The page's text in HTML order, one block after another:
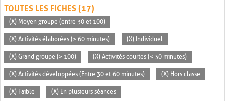
TOUTES LES FICHES (17)
(X) Moyen groupe (entre 30 et 100)
(X) Activités élaborées (> 60 minutes) (X) Individuel
(X) Grand groupe (> 100) (X) Activités courtes (< 30 minutes)
(X) Activités développées (Entre 30 et 60 minutes) (X) Hors classe
(X) Faible (X) En plusieurs séances